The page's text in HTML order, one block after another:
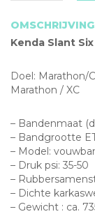
OMSCHRIJVING
Kenda Slant
Doel: Marathon/
Marathon / XC
– Bandenmaat
– Bandgrootte
– Model:
– Druk psi: 35-50
–
– Dichte
– Gewicht : ca.